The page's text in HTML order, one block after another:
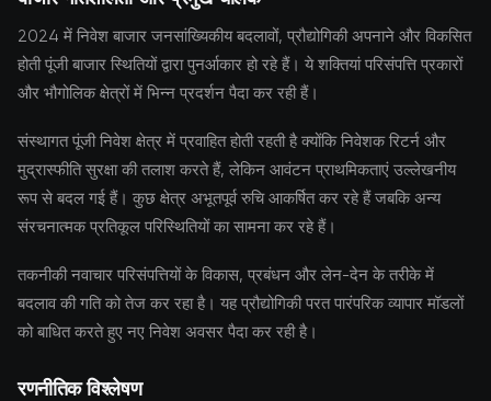
2024 में निवेश बाजार जनसांख्यिकीय बदलावों, प्रौद्योगिकी अपनाने और विकसित
होती पूंजी बाजार स्थितियों द्वारा पुनर्आकार हो रहे हैं। ये शक्तियां परिसंपत्ति प्रकारों
और भौगोलिक क्षेत्रों में भिन्न प्रदर्शन पैदा कर रही हैं।
संस्थागत पूंजी निवेश क्षेत्र में प्रवाहित होती रहती है क्योंकि निवेशक रिटर्न और
मुद्रास्फीति सुरक्षा की तलाश करते हैं, लेकिन आवंटन प्राथमिकताएं उल्लेखनीय
रूप से बदल गई हैं। कुछ क्षेत्र अभूतपूर्व रुचि आकर्षित कर रहे हैं जबकि अन्य
संरचनात्मक प्रतिकूल परिस्थितियों का सामना कर रहे हैं।
तकनीकी नवाचार परिसंपत्तियों के विकास, प्रबंधन और लेन-देन के तरीके में
बदलाव की गति को तेज कर रहा है। यह प्रौद्योगिकी परत पारंपरिक व्यापार मॉडलों
को बाधित करते हुए नए निवेश अवसर पैदा कर रही है।
रणनीतिक विश्लेषण